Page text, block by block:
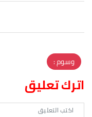
وسوم :
اترك تعليق